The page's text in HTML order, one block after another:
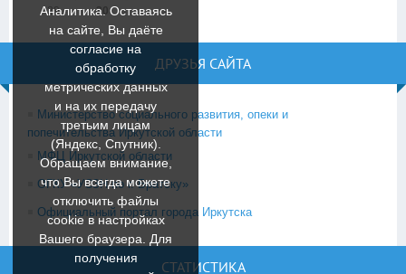
29 30
ДРУЗЬЯ САЙТА
Министерство социального развития, опеки и
попечительства Иркутской области
МФЦ Иркутской области
ОГКУ «УСЗН по г. Братску»
Официальный портал города Иркутска
СТАТИСТИКА
Аналитика. Оставаясь
на сайте, Вы даёте
согласие на
обработку
метрических данных
и на их передачу
третьим лицам
(Яндекс, Спутник).
Обращаем внимание,
что Вы всегда можете
отключить файлы
cookie в настройках
Вашего браузера. Для
получения